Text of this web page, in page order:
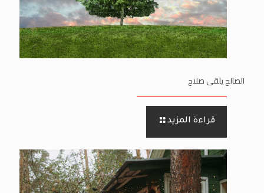
الصالح يلقى صلاح
قراءة المزيد